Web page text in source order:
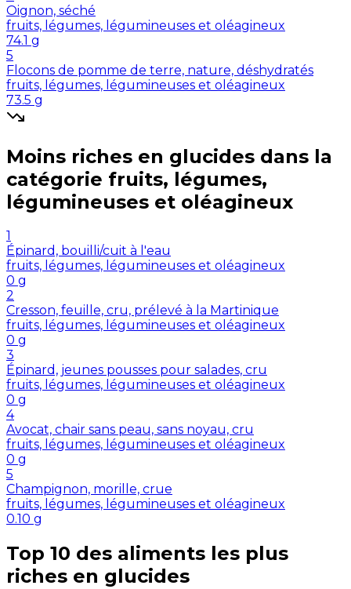
Oignon, séché
fruits, légumes, légumineuses et oléagineux
74.1 g
5
Flocons de pomme de terre, nature, déshydratés
fruits, légumes, légumineuses et oléagineux
73.5 g
Moins riches en glucides dans la
catégorie fruits, légumes,
légumineuses et oléagineux
1
Épinard, bouilli/cuit à l'eau
fruits, légumes, légumineuses et oléagineux
0 g
2
Cresson, feuille, cru, prélevé à la Martinique
fruits, légumes, légumineuses et oléagineux
0 g
3
Épinard, jeunes pousses pour salades, cru
fruits, légumes, légumineuses et oléagineux
0 g
4
Avocat, chair sans peau, sans noyau, cru
fruits, légumes, légumineuses et oléagineux
0 g
5
Champignon, morille, crue
fruits, légumes, légumineuses et oléagineux
0.10 g
Top 10 des aliments les plus
riches en glucides